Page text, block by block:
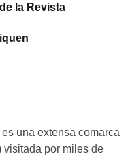
la Revista
una extensa comarca
visitada por miles de